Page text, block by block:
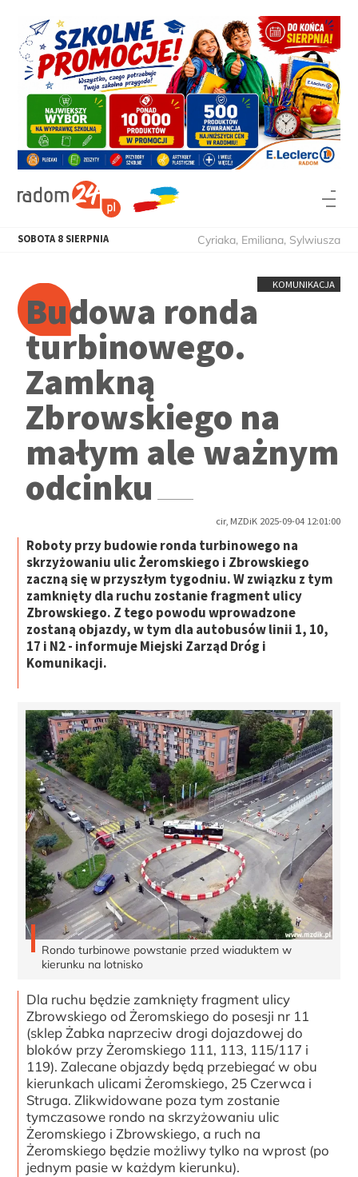
SOBOTA 8 SIERPNIA Cyriaka, Emiliana, Sylwiusza
KOMUNIKACJA
Budowa ronda
turbinowego.
Zamkną
Zbrowskiego na
małym ale ważnym
odcinku
cir, MZDiK 2025-09-04 12:01:00
Roboty przy budowie ronda turbinowego na
skrzyżowaniu ulic Żeromskiego i Zbrowskiego
zaczną się w przyszłym tygodniu. W związku z tym
zamknięty dla ruchu zostanie fragment ulicy
Zbrowskiego. Z tego powodu wprowadzone
zostaną objazdy, w tym dla autobusów linii 1, 10,
17 i N2 - informuje Miejski Zarząd Dróg i
Komunikacji.
Rondo turbinowe powstanie przed wiaduktem w
kierunku na lotnisko
Dla ruchu będzie zamknięty fragment ulicy
Zbrowskiego od Żeromskiego do posesji nr 11
(sklep Żabka naprzeciw drogi dojazdowej do
bloków przy Żeromskiego 111, 113, 115/117 i
119). Zalecane objazdy będą przebiegać w obu
kierunkach ulicami Żeromskiego, 25 Czerwca i
Struga. Zlikwidowane poza tym zostanie
tymczasowe rondo na skrzyżowaniu ulic
Żeromskiego i Zbrowskiego, a ruch na
Żeromskiego będzie możliwy tylko na wprost (po
jednym pasie w każdym kierunku).